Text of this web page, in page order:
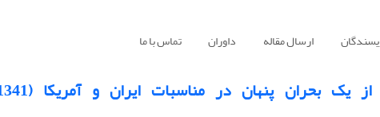
ارسال مقاله داوران تماس با ما